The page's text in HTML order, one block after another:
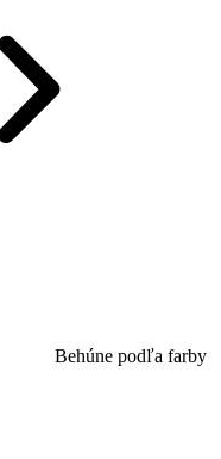
Behúne podľa farby